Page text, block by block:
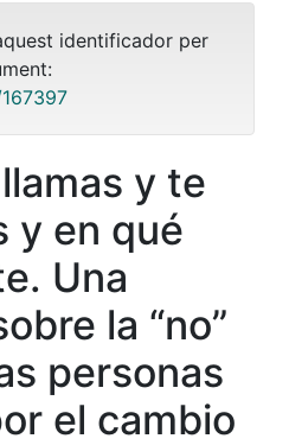
identificador per
y te
y en qué
Una
la “no”
personas
el cambio